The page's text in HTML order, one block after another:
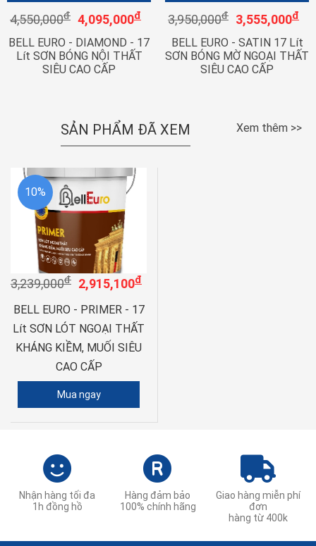
4,550,000đ 4,095,000đ
BELL EURO - DIAMOND - 17
Lít SƠN BÓNG NỘI THẤT
SIÊU CAO CẤP
3,950,000đ 3,555,000đ
BELL EURO - SATIN 17 Lít
SƠN BÓNG MỜ NGOẠI THẤT
SIÊU CAO CẤP
SẢN PHẨM ĐÃ XEM Xem thêm >>
10%
3,239,000đ 2,915,100đ
BELL EURO - PRIMER - 17
Lít SƠN LÓT NGOẠI THẤT
KHÁNG KIỀM, MUỐI SIÊU
CAO CẤP
Mua ngay
Nhận hàng tối đa
1h đồng hồ
Hàng đảm bảo
100% chính hãng
Giao hàng miễn phí
đơn
hàng từ 400k